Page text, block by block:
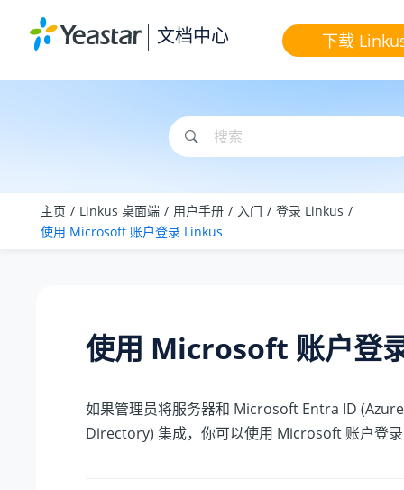
文档中心 下载
主页 Linkus 桌面端 用户手册 入门
登录 Linkus
使用 Microsoft 账户登录 Linkus
使用 Microsoft 账户登
如果管理员将服务器和 Microsoft Entra ID
Directory) 集成，你可以使用 Microsoft 账户登